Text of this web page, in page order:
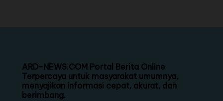
ARD-NEWS.COM Portal Berita Online
Terpercaya untuk masyarakat umumnya,
menyajikan informasi cepat, akurat, dan
berimbang.